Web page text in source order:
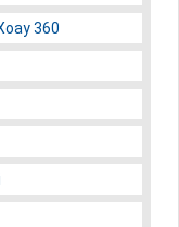
360